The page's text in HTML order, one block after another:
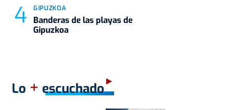
GIPUZKOA
Banderas de las playas de
Gipuzkoa
Lo + escuchado